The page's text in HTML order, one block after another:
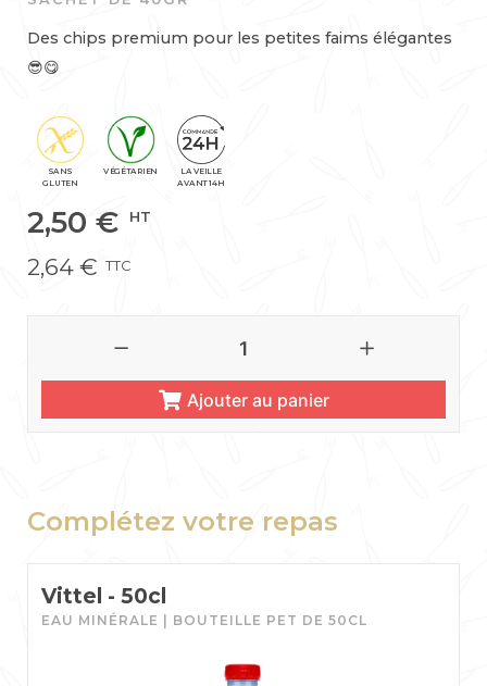
Des chips premium pour les petites faims élégantes
😎😋
SANS
GLUTEN
VÉGÉTARIEN
LA VEILLE
AVANT 14H
2,50 € HT
2,64 € TTC
Ajouter au panier
Complétez votre repas
Vittel - 50cl
EAU MINÉRALE | BOUTEILLE PET DE 50CL